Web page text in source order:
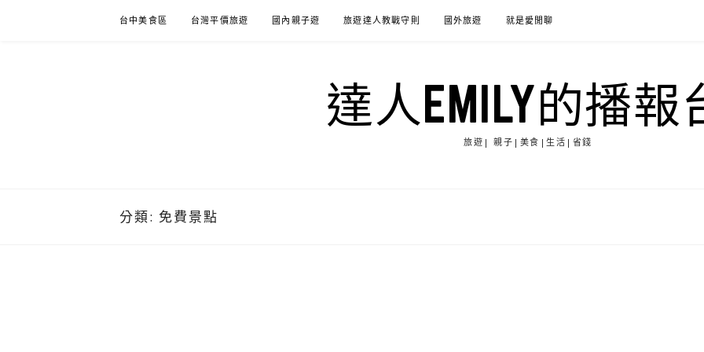
台中美食區 台灣平價旅遊 國內親子遊 旅遊達人教戰守則 國外旅遊 就是愛閒聊
達人EMILY的播報
旅遊| 親子|美食|生活|省錢
分類: 免費景點